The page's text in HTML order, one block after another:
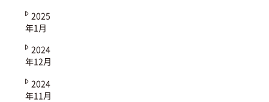
2025
年1月
2024
年12月
2024
年11月